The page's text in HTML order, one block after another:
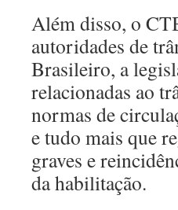
Além disso, o
autoridades de
Brasileiro, a
relacionadas ao
normas de
e tudo mais que
graves e
da habilitação.